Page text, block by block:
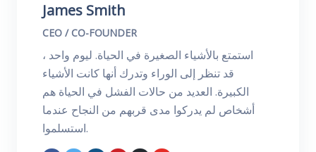
James Smith
CEO / CO-FOUNDER
استمتع بالأشياء الصغيرة في الحياة. ليوم واحد ،
قد تنظر إلى الوراء وتدرك أنها كانت الأشياء
الكبيرة. العديد من حالات الفشل في الحياة هم
أشخاص لم يدركوا مدى قربهم من النجاح عندما
استسلموا.